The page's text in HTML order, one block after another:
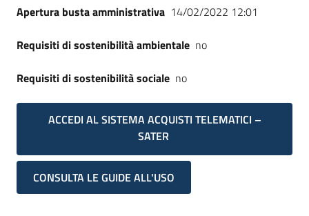
Apertura busta amministrativa 14/02/2022 12:01
Requisiti di sostenibilità ambientale no
Requisiti di sostenibilità sociale no
ACCEDI AL SISTEMA ACQUISTI TELEMATICI –
SATER
CONSULTA LE GUIDE ALL'USO